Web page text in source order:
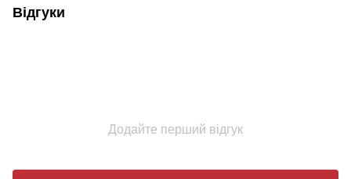
Відгуки
Додайте перший відгук